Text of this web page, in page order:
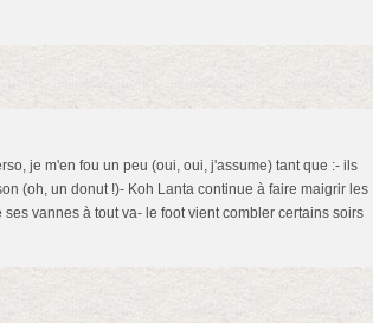
je m'en fou un peu (oui, oui, j'assume) tant que :- ils
(oh, un donut !)- Koh Lanta continue à faire maigrir les
vannes à tout va- le foot vient combler certains soirs